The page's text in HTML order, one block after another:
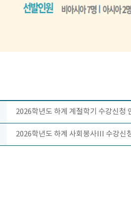
2026학년도 하계 계절학기 수강신청
2026학년도 하계 사회봉사III 수강신